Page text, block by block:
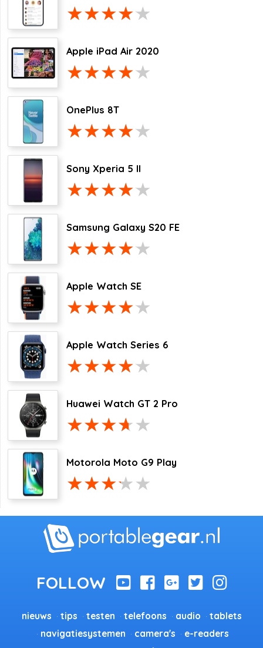
Apple iPad Air 2020
OnePlus 8T
Sony Xperia 5 II
Samsung Galaxy S20 FE
Apple Watch SE
Apple Watch Series 6
Huawei Watch GT 2 Pro
Motorola Moto G9 Play
nieuws tips testen telefoons audio
tablets
navigatiesystemen
camera's
e-readers